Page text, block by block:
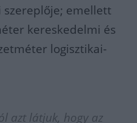
emellett
kereskedelmi és
logisztikai-
azt látjuk, hogy az